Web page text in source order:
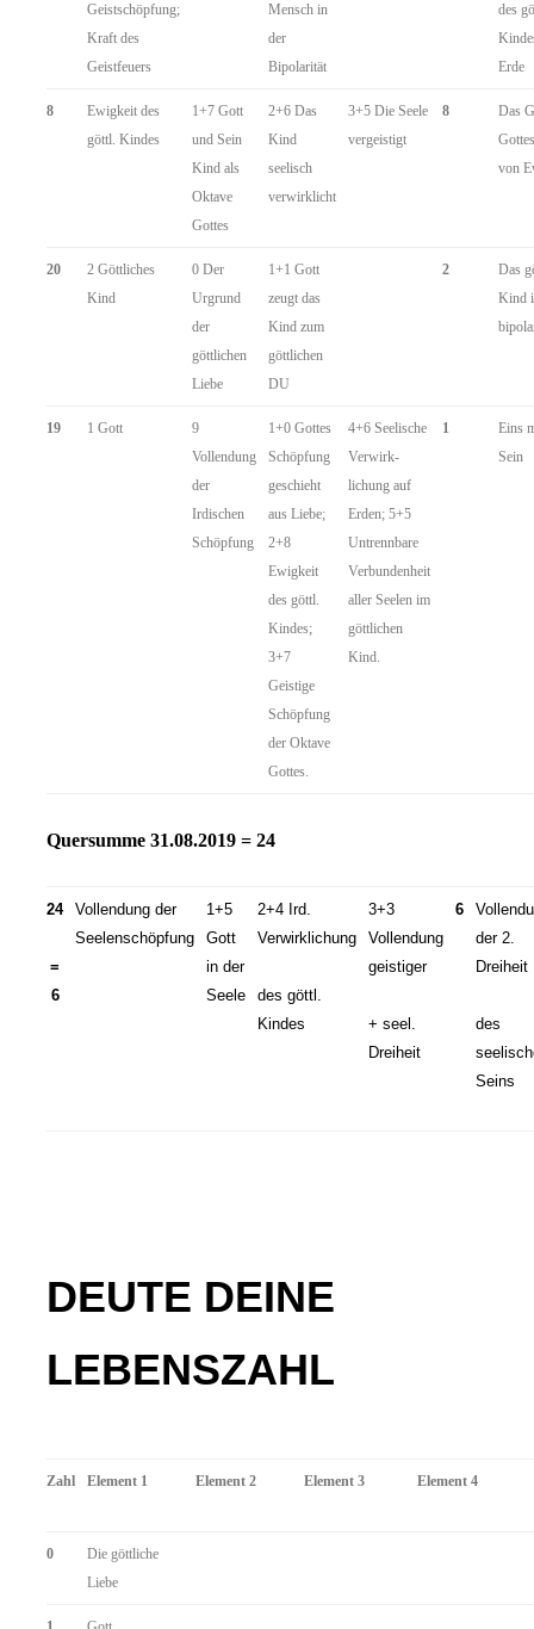
Geistschöpfung;
Kraft des
Geistfeuers
Mensch in
der
Bipolarität
des
Erde
8
Ewigkeit des
göttl. Kindes
1+7 Gott
und Sein
Kind als
Oktave
Gottes
2+6 Das
Kind
seelisch
verwirklicht
3+5 Die Seele
vergeistigt
8
Das
von
20
2 Göttliches
Kind
0 Der
Urgrund
der
göttlichen
Liebe
1+1 Gott
zeugt das
Kind zum
göttlichen
DU
2
Das
Kind
19 1 Gott
9
Vollendung
der
Irdischen
Schöpfung
1+0 Gottes
Schöpfung
geschieht
aus Liebe;
2+8
Ewigkeit
des göttl.
Kindes;
3+7
Geistige
Schöpfung
der Oktave
Gottes.
4+6 Seelische
Verwirk-
lichung auf
Erden; 5+5
Untrennbare
Verbundenheit
aller Seelen im
göttlichen
Kind.
1
Eins
Sein
Quersumme 31.08.2019 = 24
24
=
6
Vollendung der
Seelenschöpfung
1+5
Gott
in der
Seele
2+4 Ird.
Verwirklichung
des göttl.
Kindes
3+3
Vollendung
geistiger
+ seel.
Dreiheit
6
der 2.
Dreiheit
des
Seins
DEUTE DEINE
LEBENSZAHL
Zahl Element 1 Element 2 Element 3 Element 4
0
Die göttliche
Liebe